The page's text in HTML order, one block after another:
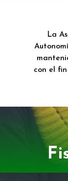
La
con el